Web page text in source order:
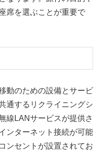
席を選ぶことが重要で
動のための設備とサービ
通するリクライニングシ
線LANサービスが提供さ
ンターネット接続が可能
ンセントが設置されてお